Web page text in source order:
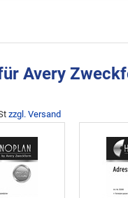
Avery
zzgl. Versand